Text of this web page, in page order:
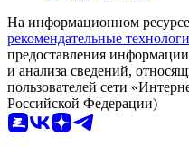
На информационном
рекомендательные
предоставления
и анализа сведений,
пользователей сети
Российской Федерации)